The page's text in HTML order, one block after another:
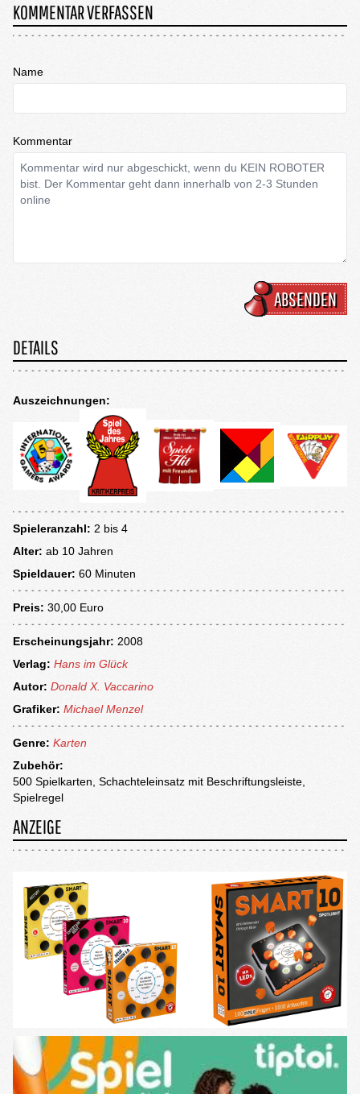
KOMMENTAR VERFASSEN
Name
Kommentar
ABSENDEN
DETAILS
Auszeichnungen:
Spieleranzahl: 2 bis 4
Alter: ab 10 Jahren
Spieldauer: 60 Minuten
Preis: 30,00 Euro
Erscheinungsjahr: 2008
Verlag: Hans im Glück
Autor: Donald X. Vaccarino
Grafiker: Michael Menzel
Genre: Karten
Zubehör:
500 Spielkarten, Schachteleinsatz mit Beschriftungsleiste,
Spielregel
ANZEIGE